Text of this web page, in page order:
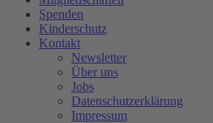
Spenden
Kinderschutz
Kontakt
Newsletter
Über uns
Jobs
Datenschutzerklärung
Impressum